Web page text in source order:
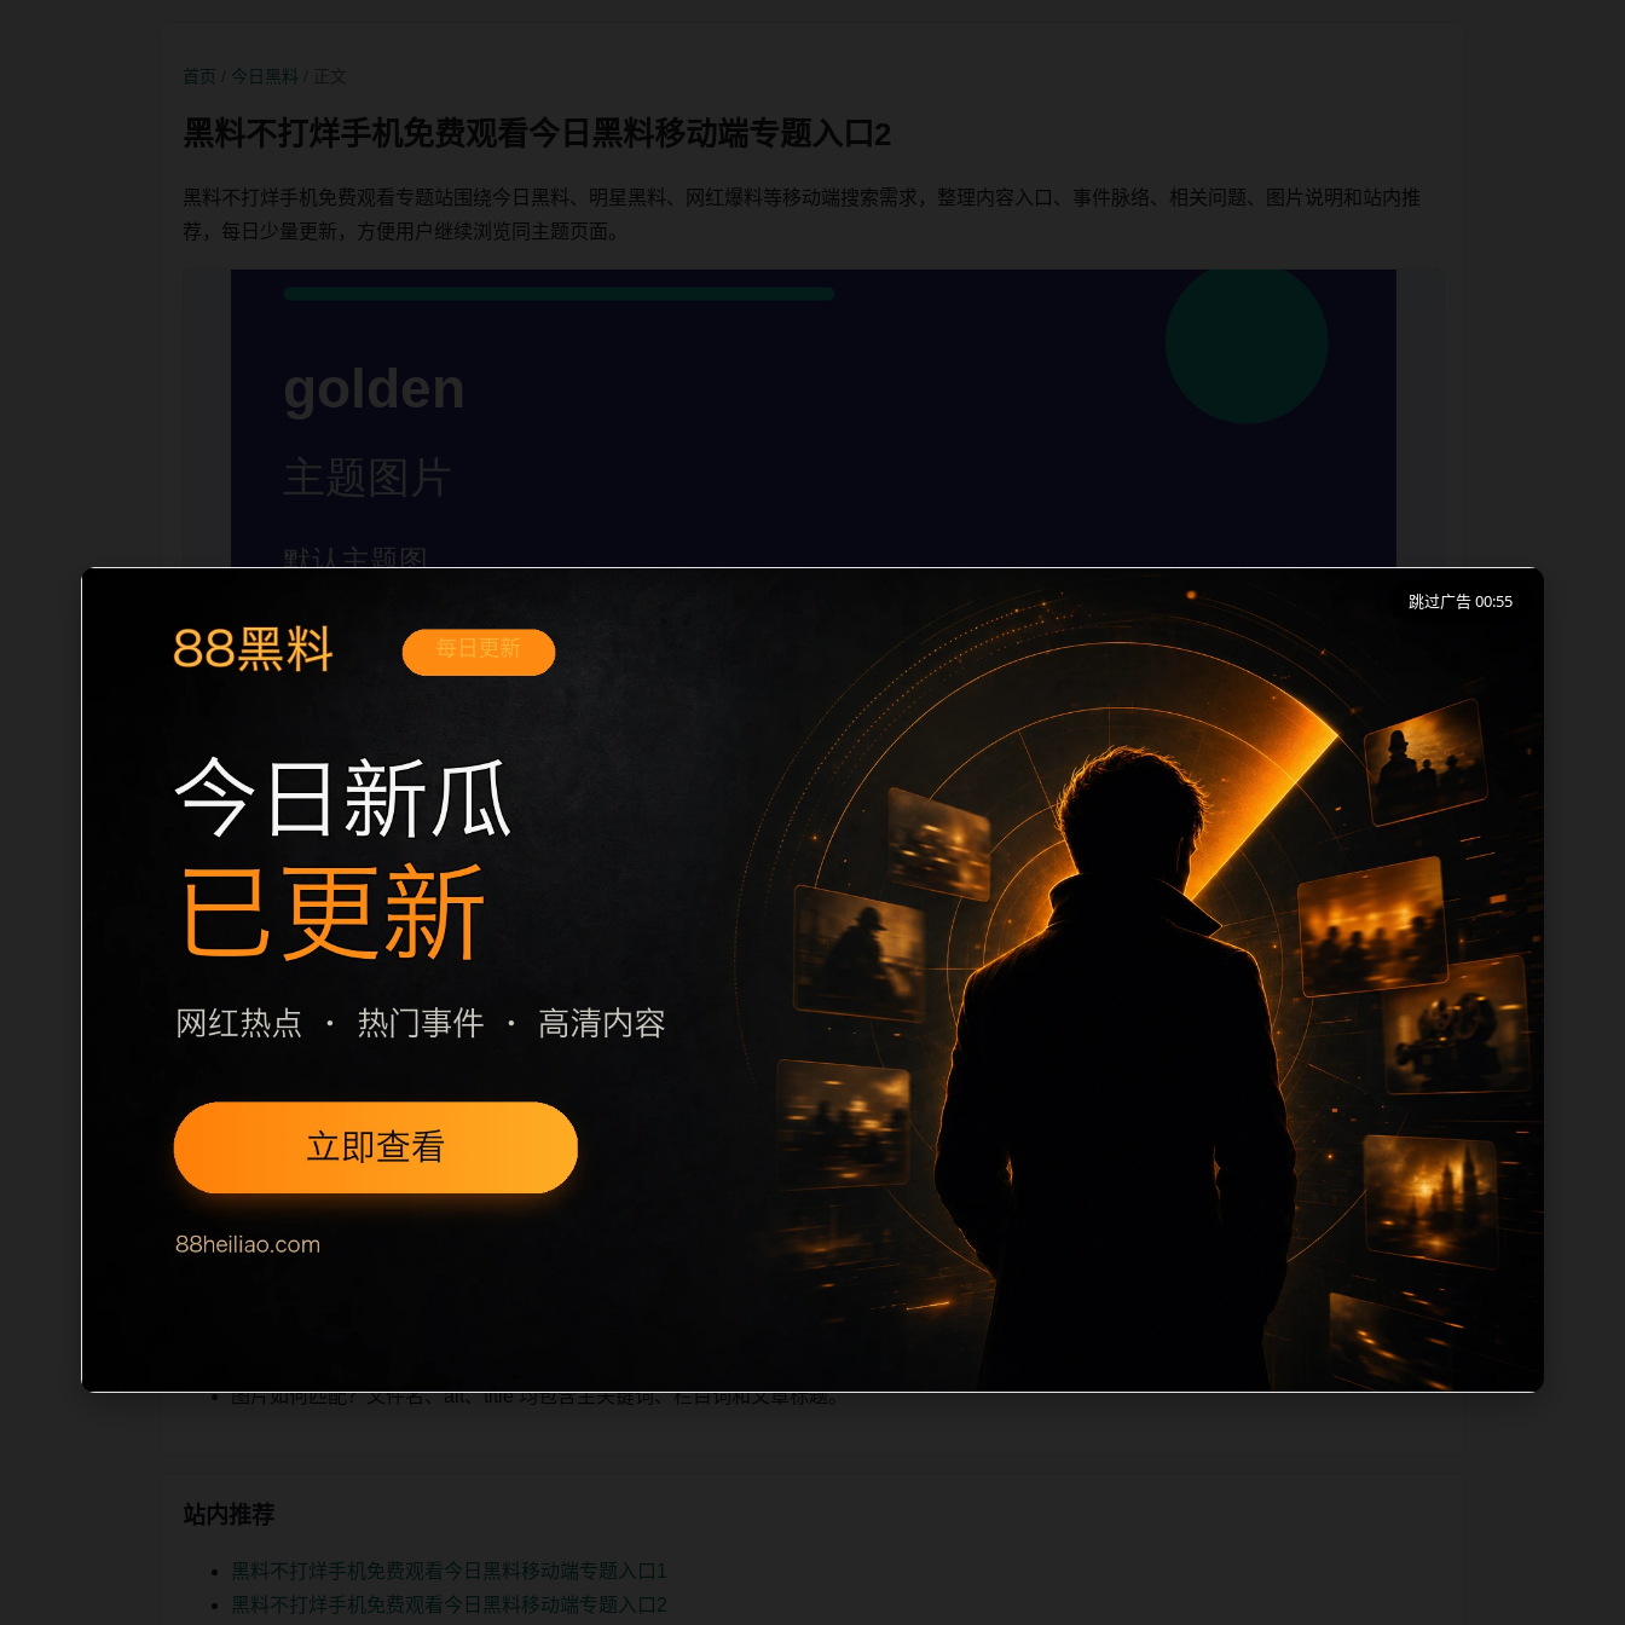
首页 今日黑料
黑料不打烊手机免费观看今日黑料移动端专题入口2
黑料不打烊手机免费观看专题站围绕今日黑料、明星黑料、网红爆料等移动端搜索需求，整理内容入口、事件脉络、相关问题、图片说明和站内推
荐，每日少量更新，方便用户继续浏览同主题页面。
移动端搜索场景
黑料不打烊手机免费观看今日黑料移动端专题入口2围绕黑料不打烊手机免费观看与今日黑料展开，页面按照移动端浏览习惯整理标题、描述、图片
和站内推荐。用户进入页面后，可以先通过摘要了解主题，再通过栏目入口查看同类内容，最后通过上一篇、下一篇和热门推荐继续浏览。本页强调
内容归集和主题一致性，避免无关关键词堆砌，也避免多个站点同步发布完全相同的标题。图片说明、文件名、alt 和 title 均围绕主关键词、栏目词
和文章标题生成，便于搜索引擎理解页面主题。后续采集时将继续执行远程图片本地化、坏图默认图兜底、标题重复过滤和 des
栏目内容归集
cription 长度检查。栏目内容按每日少量新增的方式持续扩展，每篇保留相关问题、站内推荐和清晰的层级路径，减少用户反复返回搜索页。第2篇作
为本栏目的初始建设内容，主要用于补齐栏目深度、稳定内链结构，并为后续专题聚合提供可点击入口。如果后续发现页面缺图、标题过短、描述为
空或正文不足，将进入每日 SEO 检查清单自动修正。
今日黑料后续如何更新？按每日少量、主题相关、图片本地化的方式持续补充。
图片如何匹配？文件名、alt、title 均包含主关键词、栏目词和文章标题。
站内推荐
黑料不打烊手机免费观看今日黑料移动端专题入口1
黑料不打烊手机免费观看今日黑料移动端专题入口2
跳过广告 00:55